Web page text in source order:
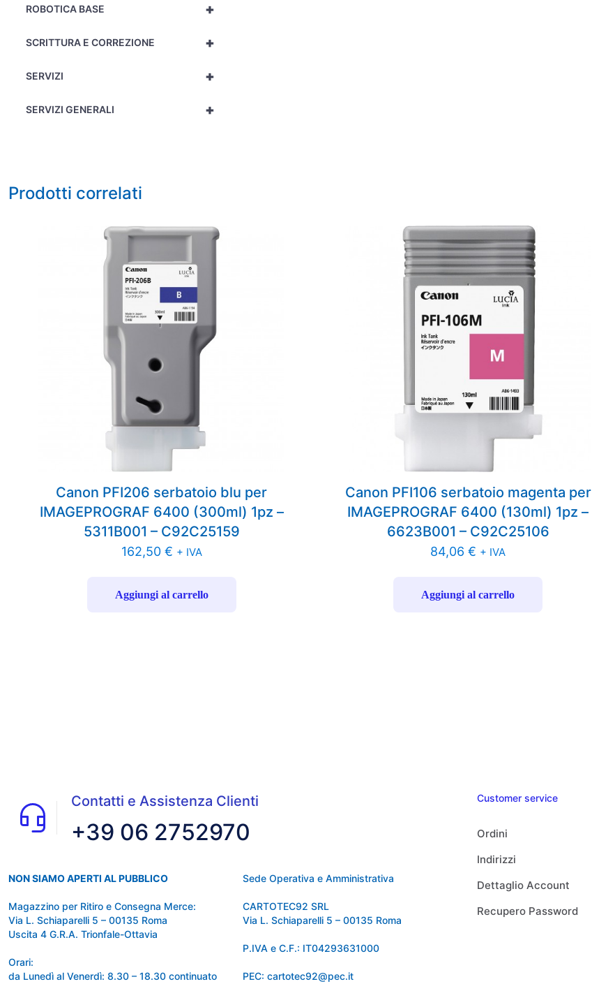
+
ROBOTICA BASE
+
SCRITTURA E CORREZIONE
+
SERVIZI
+
SERVIZI GENERALI
Prodotti correlati
Canon PFI206 serbatoio blu per
IMAGEPROGRAF 6400 (300ml) 1pz –
5311B001 – C92C25159
162,50 € + IVA
Aggiungi al carrello
Canon PFI106 serbatoio magenta per
IMAGEPROGRAF 6400 (130ml) 1pz –
6623B001 – C92C25106
84,06€ + IVA
Aggiungi al carrello
Contatti e Assistenza Clienti
+39 06 2752970
NON SIAMO APERTI AL PUBBLICO
Magazzino per Ritiro e Consegna Merce:
Via L. Schiaparelli 5 – 00135 Roma
Uscita 4 G.R.A. Trionfale-Ottavia
Orari:
da Lunedì al Venerdì: 8.30 – 18.30 continuato
Sede Operativa e Amministrativa
CARTOTEC92 SRL
Via L. Schiaparelli 5 – 00135 Roma
P.IVA e C.F.: IT04293631000
PEC: cartotec92@pec.it
Customer service
Ordini
Indirizzi
Dettaglio Account
Recupero Password